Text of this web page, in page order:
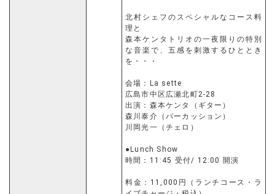
北村シェフのスペシャルなコース料
理と
森本ケンタトリオの一夜限りの特別
な音楽で、五感を刺激するひととき
を・・・
会場：La sette
広島市中区広瀬北町2-28
出演：森本ケンタ（ギター）
森川泰介（パーカッション）
川岡光一（チェロ）
●Lunch Show
時間：11:45 受付/ 12:00 開演
料金：11,000円（ランチコース・ラ